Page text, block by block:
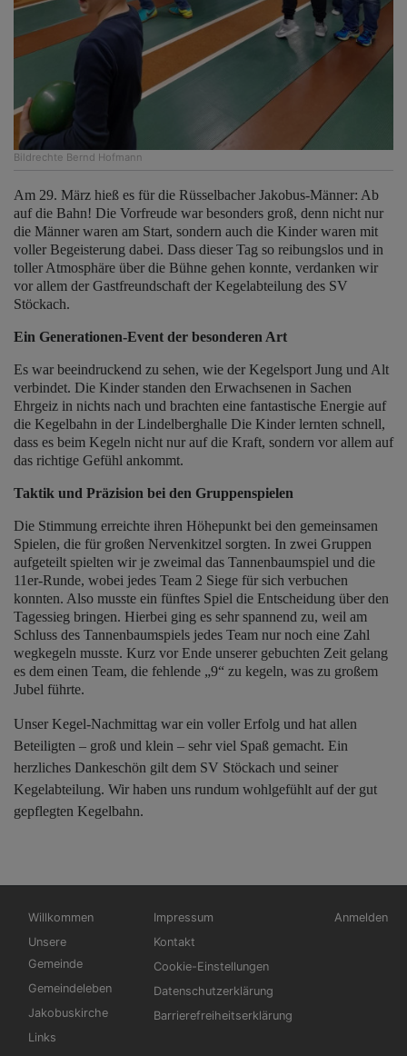
Bildrechte Bernd Hofmann
Am 29. März hieß es für die Rüsselbacher Jakobus-Männer: Ab
auf die Bahn! Die Vorfreude war besonders groß, denn nicht nur
die Männer waren am Start, sondern auch die Kinder waren mit
voller Begeisterung dabei. Dass dieser Tag so reibungslos und in
toller Atmosphäre über die Bühne gehen konnte, verdanken wir
vor allem der Gastfreundschaft der Kegelabteilung des SV
Stöckach.
Ein Generationen-Event der besonderen Art
Es war beeindruckend zu sehen, wie der Kegelsport Jung und Alt
verbindet. Die Kinder standen den Erwachsenen in Sachen
Ehrgeiz in nichts nach und brachten eine fantastische Energie auf
die Kegelbahn in der Lindelberghalle Die Kinder lernten schnell,
dass es beim Kegeln nicht nur auf die Kraft, sondern vor allem auf
das richtige Gefühl ankommt.
Taktik und Präzision bei den Gruppenspielen
Die Stimmung erreichte ihren Höhepunkt bei den gemeinsamen
Spielen, die für großen Nervenkitzel sorgten. In zwei Gruppen
aufgeteilt spielten wir je zweimal das Tannenbaumspiel und die
11er-Runde, wobei jedes Team 2 Siege für sich verbuchen
konnten. Also musste ein fünftes Spiel die Entscheidung über den
Tagessieg bringen. Hierbei ging es sehr spannend zu, weil am
Schluss des Tannenbaumspiels jedes Team nur noch eine Zahl
wegkegeln musste. Kurz vor Ende unserer gebuchten Zeit gelang
es dem einen Team, die fehlende „9“ zu kegeln, was zu großem
Jubel führte.
Unser Kegel-Nachmittag war ein voller Erfolg und hat allen
Beteiligten – groß und klein – sehr viel Spaß gemacht. Ein
herzliches Dankeschön gilt dem SV Stöckach und seiner
Kegelabteilung. Wir haben uns rundum wohlgefühlt auf der gut
gepflegten Kegelbahn.
Hauptnavigation
Willkommen
Unsere
Gemeinde
Gemeindeleben
Jakobuskirche
Links
Fußbereichsmenü
Impressum
Kontakt
Cookie-Einstellungen
Datenschutzerklärung
Barrierefreiheitserklärung
Anmelden